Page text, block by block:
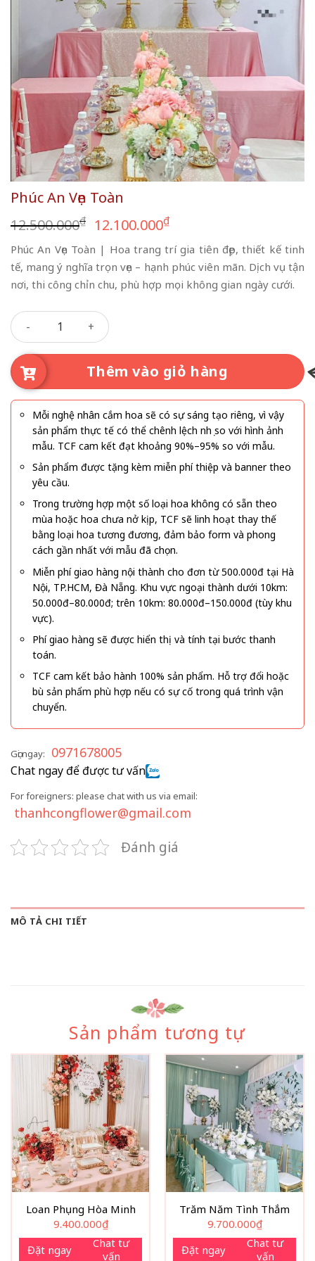
Phúc An Vẹn Toàn
12.500.000₫ Giá
là:
12.500.000₫.
12.100.000₫Giá
tại
là:
12.100.000₫.
Phúc An Vẹn Toàn | Hoa trang trí gia tiên đẹp, thiết kế tinh
tế, mang ý nghĩa trọn vẹn – hạnh phúc viên mãn. Dịch vụ tận
nơi, thi công chỉn chu, phù hợp mọi không gian ngày cưới.
Phúc An Vẹn Toàn số lượng
Thêm vào giỏ hàng
Mỗi nghệ nhân cắm hoa sẽ có sự sáng tạo riêng, vì vậy
sản phẩm thực tế có thể chênh lệch nhẹ so với hình ảnh
mẫu. TCF cam kết đạt khoảng 90%–95% so với mẫu.
Sản phẩm được tặng kèm miễn phí thiệp và banner theo
yêu cầu.
Trong trường hợp một số loại hoa không có sẵn theo
mùa hoặc hoa chưa nở kịp, TCF sẽ linh hoạt thay thế
bằng loại hoa tương đương, đảm bảo form và phong
cách gần nhất với mẫu đã chọn.
Miễn phí giao hàng nội thành cho đơn từ 500.000đ tại Hà
Nội, TP.HCM, Đà Nẵng. Khu vực ngoại thành dưới 10km:
50.000đ–80.000đ; trên 10km: 80.000đ–150.000đ (tùy khu
vực).
Phí giao hàng sẽ được hiển thị và tính tại bước thanh
toán.
TCF cam kết bảo hành 100% sản phẩm. Hỗ trợ đổi hoặc
bù sản phẩm phù hợp nếu có sự cố trong quá trình vận
chuyển.
Gọi ngay: 0971678005
Chat ngay để được tư vấn
For foreigners: please chat with us via email:
thanhcongflower@gmail.com
Đánh giá
MÔ TẢ CHI TIẾT
Sản phẩm tương tự
Loan Phụng Hòa Minh
9.400.000₫
Đặt ngay
Chat tư
vấn
Trăm Năm Tình Thắm
9.700.000₫
Đặt ngay
Chat tư
vấn